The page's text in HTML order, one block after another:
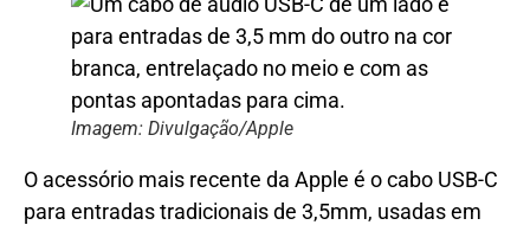
Imagem: Divulgação/Apple
O acessório mais recente da Apple é o cabo USB-C
para entradas tradicionais de 3,5mm, usadas em